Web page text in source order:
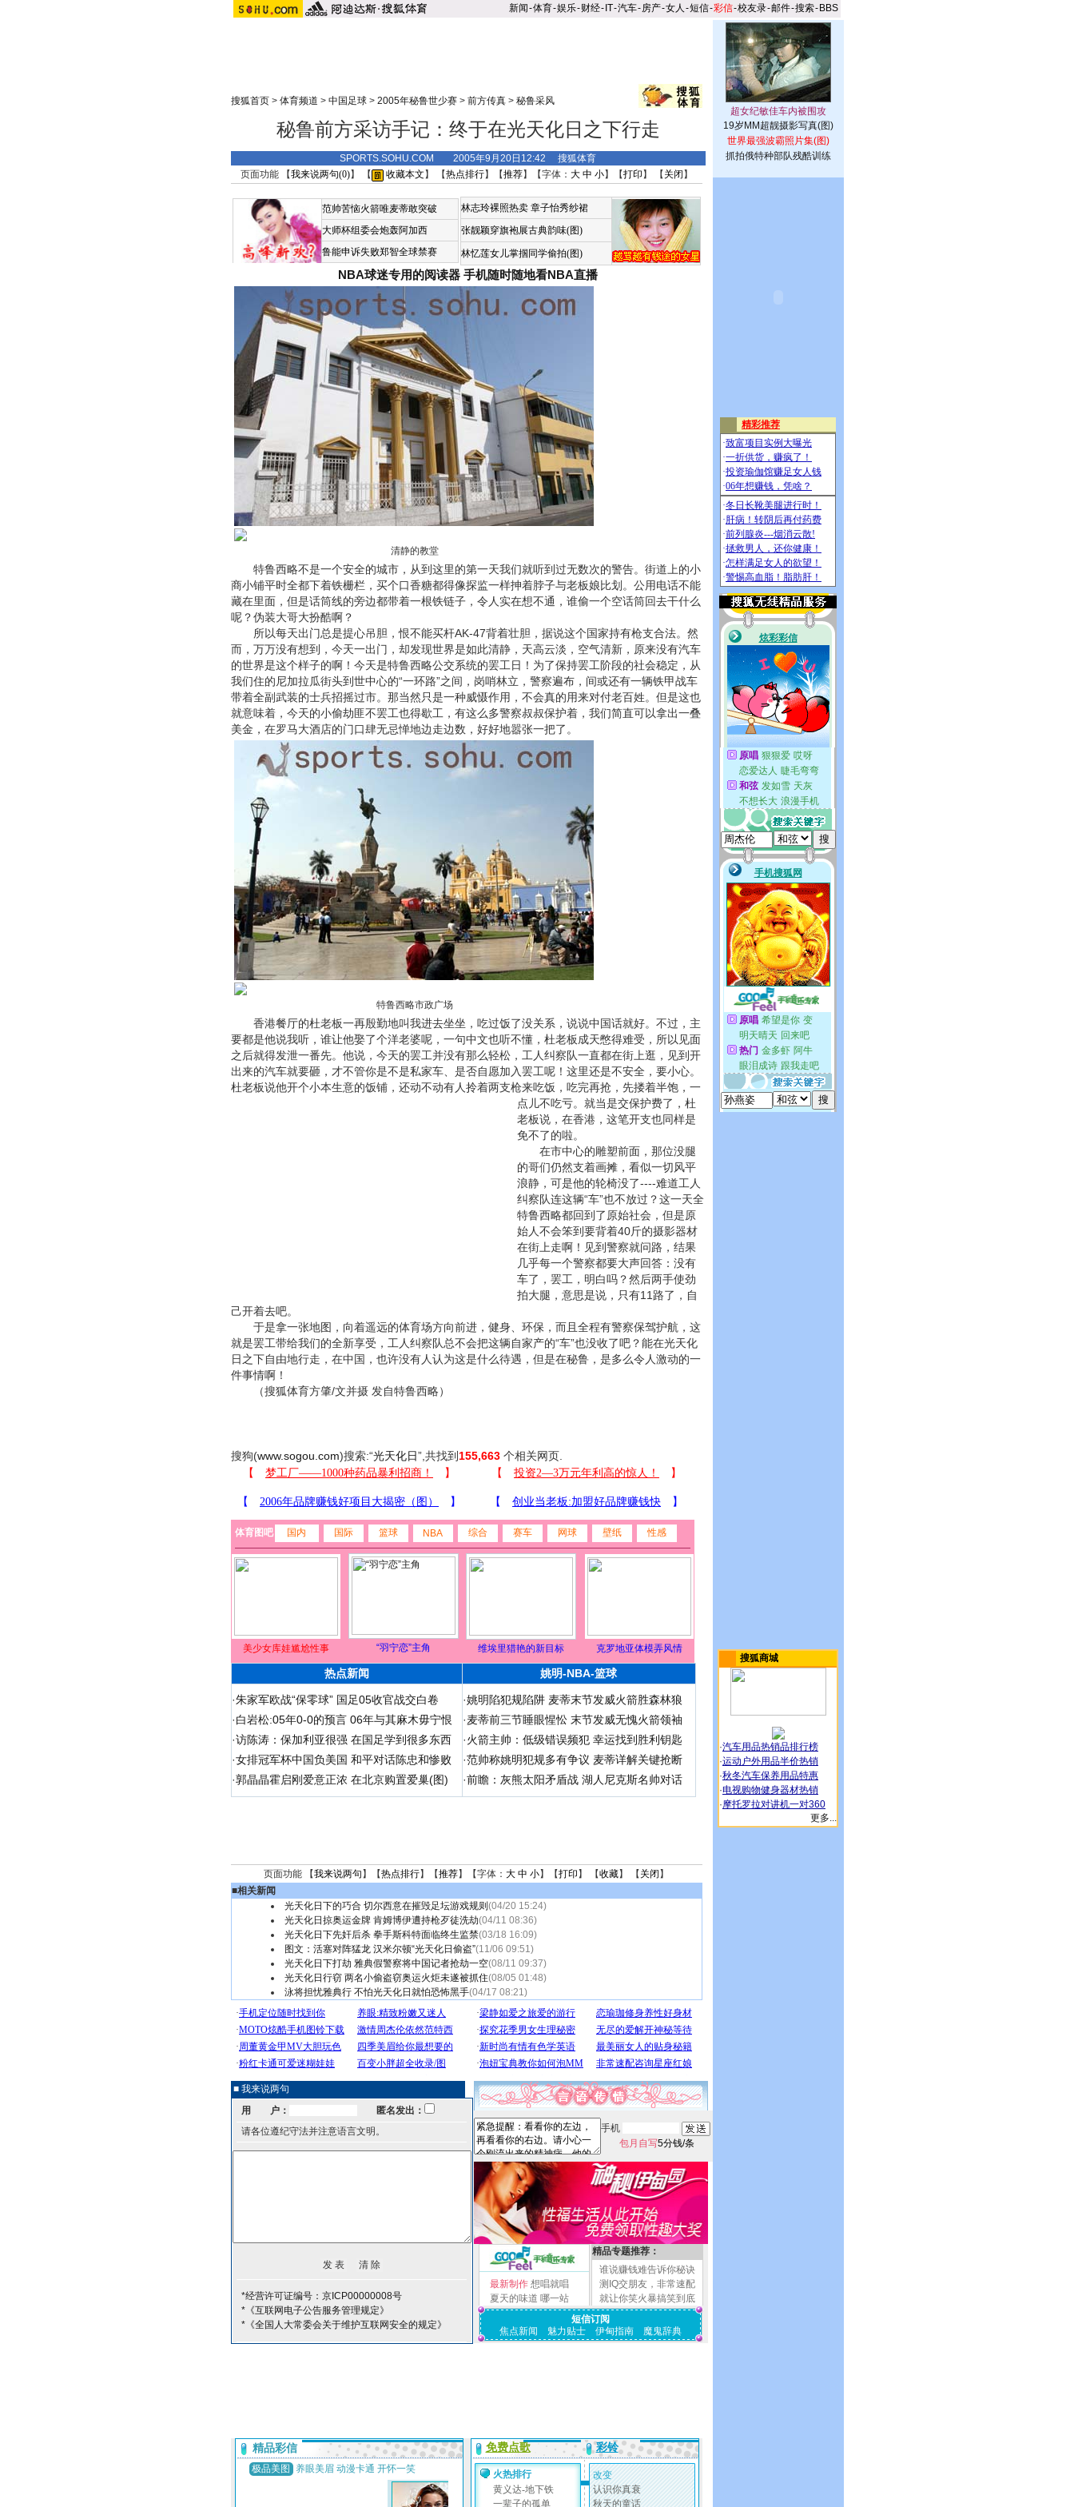
新闻-体育-娱乐-财经- IT-汽车-房产-女人 -短信-彩信-校友录-邮件-搜索- BBS
搜狐首页> 体育频道 > 中国足球> 2005年秘鲁世少赛> 前方传真> 秘鲁采风
秘鲁前方采访手记：终于在光天化日之下行走
SPORTS.SOHU.COM 2005年9月20日12:42 搜狐体育
页面功能 【我来说两句(0)】 【 收藏本文 】 【热点排行】【推荐】【字体： 大 中 小】【打印 】 【 关闭 】
范帅苦恼火箭唯麦蒂敢突破
大师杯组委会炮轰阿加西
鲁能申诉失败郑智全球禁赛
林志玲裸照热卖 章子怡秀纱裙
张靓颖穿旗袍展古典韵味(图)
林忆莲女儿掌掴同学偷拍(图)
NBA球迷专用的阅读器 手机随时随地看NBA直播
清静的教堂
特鲁西略不是一个安全的城市，从到这里的第一天我们就听到过无数次的警告。街道上的小
商小铺平时全都下着铁栅栏，买个口香糖都得像探监一样抻着脖子与老板娘比划。公用电话不能
藏在里面，但是话筒线的旁边都带着一根铁链子，令人实在想不通，谁偷一个空话筒回去干什么
呢？伪装大哥大扮酷啊？
所以每天出门总是提心吊胆，恨不能买杆AK-47背着壮胆，据说这个国家持有枪支合法。然
而，万万没有想到，今天一出门，却发现世界是如此清静，天高云淡，空气清新，原来没有汽车
的世界是这个样子的啊！今天是特鲁西略公交系统的罢工日！为了保持罢工阶段的社会稳定，从
我们住的尼加拉瓜街头到世中心的“一环路”之间，岗哨林立，警察遍布，间或还有一辆铁甲战车
带着全副武装的士兵招摇过市。那当然只是一种威慑作用，不会真的用来对付老百姓。但是这也
就意味着，今天的小偷劫匪不罢工也得歇工，有这么多警察叔叔保护着，我们简直可以拿出一叠
美金，在罗马大酒店的门口肆无忌惮地边走边数，好好地嚣张一把了。
特鲁西略市政广场
香港餐厅的杜老板一再殷勤地叫我进去坐坐，吃过饭了没关系，说说中国话就好。不过，主
要都是他说我听，谁让他娶了个洋老婆呢，一句中文也听不懂，杜老板成天憋得难受，所以见面
之后就得发泄一番先。他说，今天的罢工并没有那么轻松，工人纠察队一直都在街上逛，见到开
出来的汽车就要砸，才不管你是不是私家车、是否自愿加入罢工呢！这里还是不安全，要小心。
杜老板说他开个小本生意的饭铺，还动不动有人拎着两支枪来吃饭，吃完再抢，先搂着半饱，一
点儿不吃亏。 就当是交保护费了，杜
老板说，在香港，这笔开支也同样是
免不了的啦。
在市中心的雕塑前面，那位没腿
的哥们仍然支着画摊，看似一切风平
浪静，可是他的轮椅没了----难道工人
纠察队连这辆“车”也不放过？这一天全
特鲁西略都回到了原始社会，但是原
始人不会笨到要背着40斤的摄影器材
在街上走啊！见到警察就问路，结果
几乎每一个警察都要大声回答：没有
车了，罢工，明白吗？然后两手使劲
拍大腿，意思是说，只有11路了，自
己开着去吧。
于是拿一张地图，向着遥远的体育场方向前进，健身、环保，而且全程有警察保驾护航，这
就是罢工带给我们的全新享受，工人纠察队总不会把这辆自家产的“车”也没收了吧？能在光天化
日之下自由地行走，在中国，也许没有人认为这是什么待遇，但是在秘鲁，是多么令人激动的一
件事情啊！
（搜狐体育方肇/文并摄 发自特鲁西略）
搜狗(www.sogou.com)搜索:“光天化日”,共找到 155,663 个相关网页.
体育图吧 国内 国际 篮球 NBA 综合 赛车 网球 壁纸 性感
美少女库娃尴尬性事 “羽宁恋”主角 维埃里猎艳的新目标 克罗地亚体模弄风情
热点新闻 姚明-NBA-篮球
·朱家军欧战“保零球” 国足05收官战交白卷
·白岩松:05年0-0的预言 06年与其麻木毋宁恨
·访陈涛：保加利亚很强 在国足学到很多东西
·女排冠军杯中国负美国 和平对话陈忠和惨败
·郭晶晶霍启刚爱意正浓 在北京购置爱巢(图)
·姚明陷犯规陷阱 麦蒂末节发威火箭胜森林狼
·麦蒂前三节睡眼惺忪 末节发威无愧火箭领袖
·火箭主帅：低级错误频犯 幸运找到胜利钥匙
·范帅称姚明犯规多有争议 麦蒂详解关键抢断
·前瞻：灰熊太阳矛盾战 湖人尼克斯名帅对话
页面功能 【我来说两句 】【热点排行】【推荐】【字体： 大 中 小】【打印 】 【收藏】 【 关闭 】
■相关新闻
光天化日下的巧合 切尔西意在摧毁足坛游戏规则 (04/20 15:24)
光天化日掠奥运金牌 肯姆博伊遭持枪歹徒洗劫(04/11 08:36)
光天化日下先奸后杀 拳手斯科特面临终生监禁(03/18 16:09)
图文：活塞对阵猛龙 汉米尔顿“光天化日偷盗”(11/06 09:51)
光天化日下打劫 雅典假警察将中国记者抢劫一空(08/11 09:37)
光天化日行窃 两名小偷盗窃奥运火炬未遂被抓住(08/05 01:48)
泳将担忧雅典行 不怕光天化日就怕恐怖黑手(04/17 08:21)
■ 我来说两句
用 户：
匿名发出：
请各位遵纪守法并注意语言文明。
*经营许可证编号：京ICP00000008号
*《互联网电子公告服务管理规定》
*《全国人大常委会关于维护互联网安全的规定》
手机
包月自写5分钱/条
最新制作 想唱就唱
夏天的味道 哪一站
精品专题推荐：
谁说赚钱难告诉你秘诀
测IQ交朋友，非常速配
就让你笑火暴搞笑到底
短信订阅
焦点新闻
魅力贴士 伊甸指南 魔鬼辞典
19岁MM超靓摄影写真(图)
世界最强波霸照片集(图)
抓拍俄特种部队残酷训练
搜狐商城
·汽车用品热销品排行榜
·运动户外用品半价热销
·秋冬汽车保养用品特惠
·电视购物健身器材热销
·摩托罗拉对讲机一对360
更多...